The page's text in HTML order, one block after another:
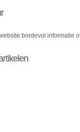
bordevol informatie